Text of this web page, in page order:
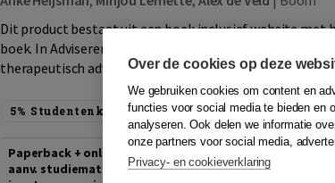
Dit product bestaat uit een boek inclusief website met
boek. In Adviseren door ergotherapeuten worden
therapeutisch adviesmodel beschreven. Het uitgan...
5% Studentenkorting
Paperback + online boek +
aanv. studiemateriaal (2
Over de cookies op deze
We gebruiken cookies om content en
functies voor social media te bieden en
analyseren. Ook delen we informatie
onze partners voor social media,
Privacy- en cookieverklaring